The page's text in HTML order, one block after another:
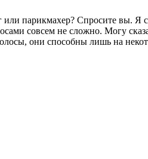
парикмахер? Спросите вы. Я
совсем не сложно. Могу
они способны лишь на